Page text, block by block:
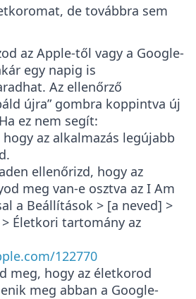
de továbbra sem
az Apple-től vagy a Google-
egy napig is
Az ellenőrző
újra” gombra koppintva új
ez nem segít:
az alkalmazás legújabb
ellenőrizd, hogy az
meg van-e osztva az I Am
a Beállítások > [a neved] >
Életkori tartomány az
122770
meg, hogy az életkorod
meg abban a Google-